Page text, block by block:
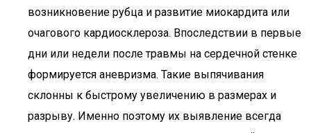
возникновение рубца и развитие миокардита или
очагового кардиосклероза. Впоследствии в первые
дни или недели после травмы на сердечной стенке
формируется аневризма. Такие выпячивания
склонны к быстрому увеличению в размерах и
разрыву. Именно поэтому их выявление всегда